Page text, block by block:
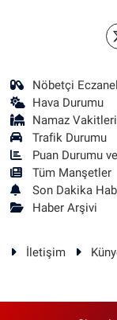
Nöbetçi
Hava Durumu
Namaz Vakitleri
Trafik Durumu
Puan Durumu
Tüm Manşetler
Son Dakika
Haber Arşivi
İletişim